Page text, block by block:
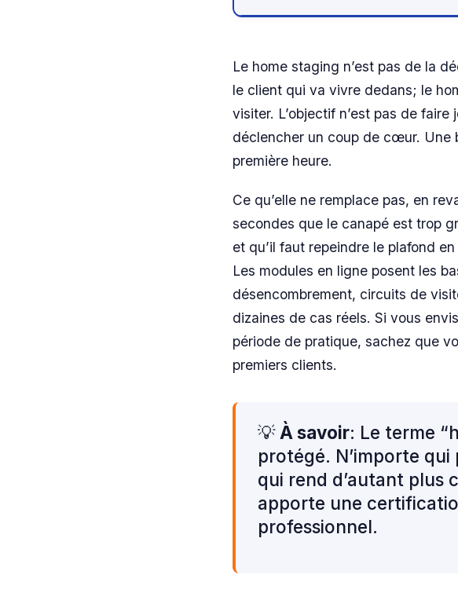
Le home staging n’est pas de la
le client qui va vivre dedans; le
visiter. L’objectif n’est pas de
déclencher un coup de cœur. Une
première heure.
Ce qu’elle ne remplace pas, en
secondes que le canapé est trop
et qu’il faut repeindre le plafond
Les modules en ligne posent les
désencombrement, circuits de
dizaines de cas réels. Si vous
période de pratique, sachez que
premiers clients.
💡 À savoir: Le terme
protégé. N’importe qui
qui rend d’autant plus
apporte une
professionnel.